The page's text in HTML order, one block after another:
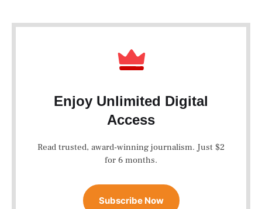
Enjoy Unlimited Digital
Access
Read trusted, award-winning journalism. Just $2
for 6 months.
Subscribe Now